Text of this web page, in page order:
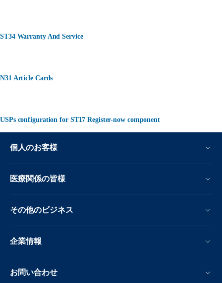
ST34 Warranty And Service
N31 Article Cards
USPs configuration for ST17 Register-now component
個人のお客様
医療関係の皆様
その他のビジネス
企業情報
お問い合わせ